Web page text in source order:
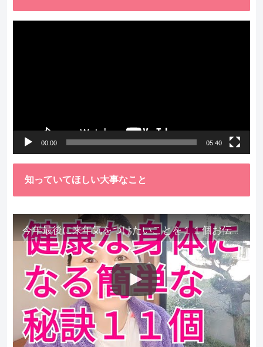
00:00 05:40
知っていてほしい大事なこと
今年最後に来年気をつけたいことを１１個お伝えします。